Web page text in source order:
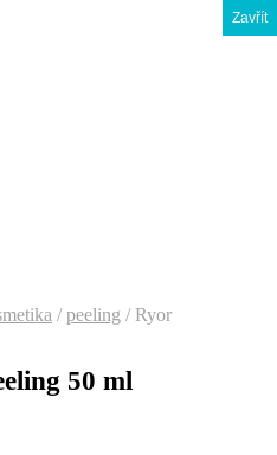
/ peeling /Ryor
50 ml
Zavřít